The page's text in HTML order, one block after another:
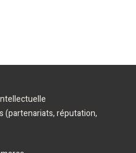
(partenariats, réputation,